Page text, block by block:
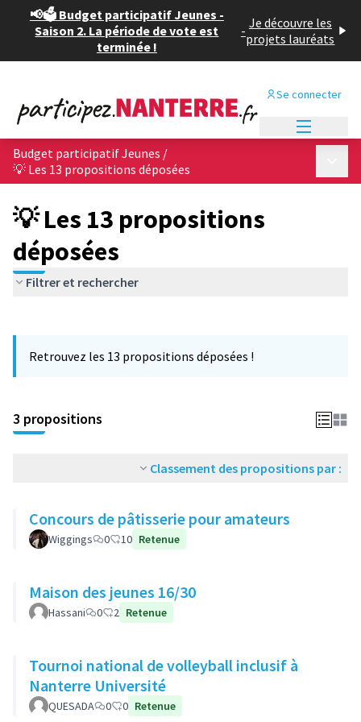
📢🗳️ Budget participatif Jeunes -
Saison 2. La période de vote est
terminée !
- Je découvre les
projets lauréats
Se connecter
Budget participatif Jeunes /
💡 Les 13 propositions déposées
💡 Les 13 propositions
déposées
Filtrer et rechercher
−
Retrouvez les 13 propositions déposées !
3 propositions
Classement des propositions par :
Concours de pâtisserie pour amateurs
Wiggings 0 10 Retenue
Maison des jeunes 16/30
Hassani 0 2 Retenue
Tournoi national de volleyball inclusif à
Nanterre Université
QUESADA 0 0 Retenue